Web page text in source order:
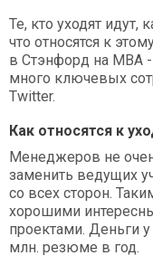
Те, кто уходят идут,
что относятся к
в Стэнфорд на MBA
много ключевых
Twitter.
Как относятся к
Менеджеров не
заменить ведущих
со всех сторон.
хорошими
проектами. Деньги у
млн. резюме в год.